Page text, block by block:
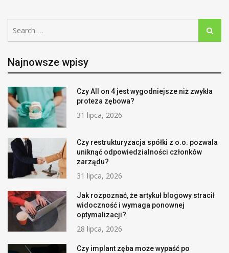
for:
Search
Najnowsze wpisy
Czy All on 4 jest wygodniejsze niż zwykła
proteza zębowa?
31 lipca, 2026
Czy restrukturyzacja spółki z o.o. pozwala
uniknąć odpowiedzialności członków
zarządu?
31 lipca, 2026
Jak rozpoznać, że artykuł blogowy stracił
widoczność i wymaga ponownej
optymalizacji?
28 lipca, 2026
Czy implant zęba może wypaść po